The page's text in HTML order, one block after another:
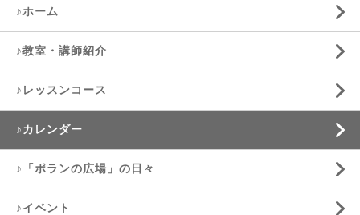
♪ホーム
♪教室・講師紹介
♪レッスンコース
♪カレンダー
♪「ポランの広場」の日々
♪イベント